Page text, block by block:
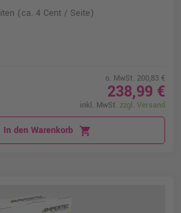
(ca. 4 Cent / Seite)
o. MwSt. 200,83 €
238,99 €
inkl. MwSt. zzgl. Versand
In den Warenkorb shopping_cart